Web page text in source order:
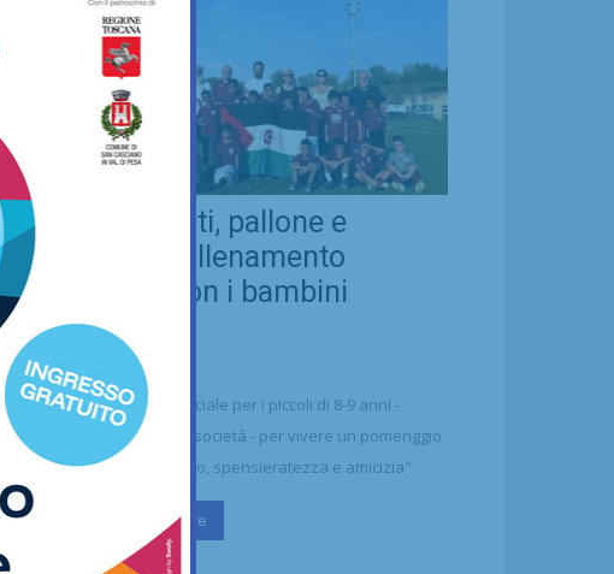
Real Chianti, pallone e
bellezza: allenamento
insieme con i bambini
Saharawi
Calcio 21/07/2026
"Un'occasione speciale per i piccoli di 8-9 anni -
sottolineano dalla società - per vivere un pomeriggio
di puro divertimento, spensieratezza e amicizia"
Continua a leggere